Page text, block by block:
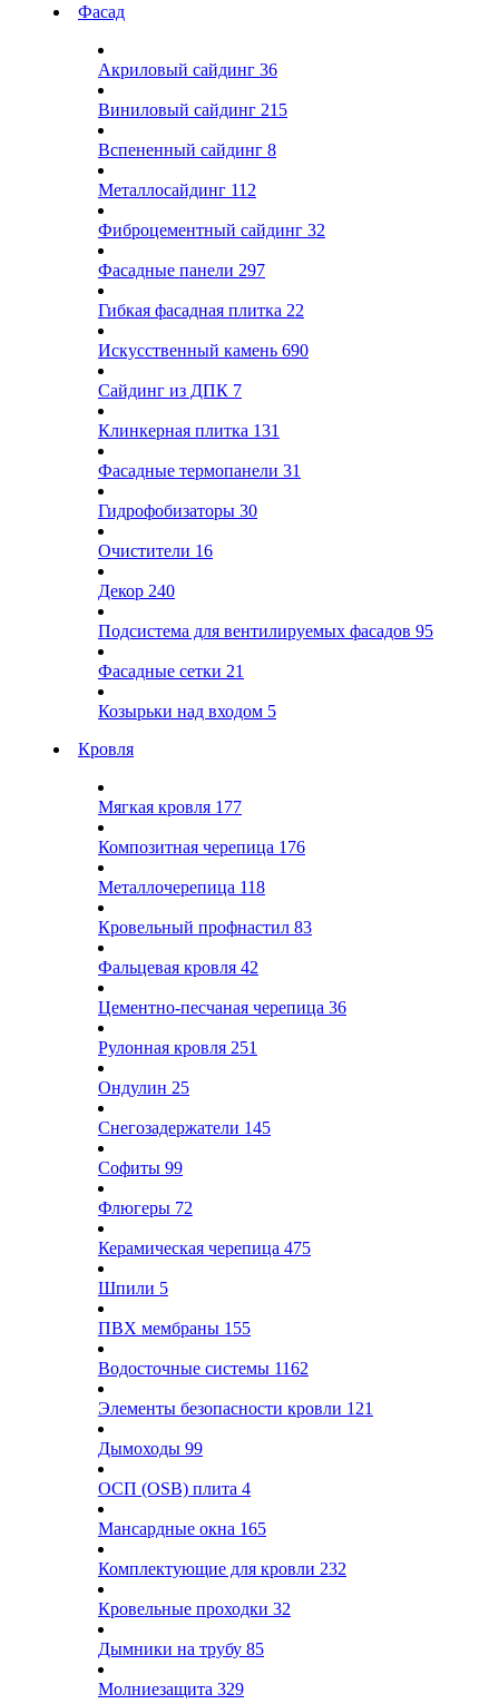
Фасад
Акриловый сайдинг 36
Виниловый сайдинг 215
Вспененный сайдинг 8
Металлосайдинг 112
Фиброцементный сайдинг 32
Фасадные панели 297
Гибкая фасадная плитка 22
Искусственный камень 690
Сайдинг из ДПК 7
Клинкерная плитка 131
Фасадные термопанели 31
Гидрофобизаторы 30
Очистители 16
Декор 240
Подсистема для вентилируемых фасадов 95
Фасадные сетки 21
Козырьки над входом 5
Кровля
Мягкая кровля 177
Композитная черепица 176
Металлочерепица 118
Кровельный профнастил 83
Фальцевая кровля 42
Цементно-песчаная черепица 36
Рулонная кровля 251
Ондулин 25
Снегозадержатели 145
Софиты 99
Флюгеры 72
Керамическая черепица 475
Шпили 5
ПВХ мембраны 155
Водосточные системы 1162
Элементы безопасности кровли 121
Дымоходы 99
ОСП (OSB) плита 4
Мансардные окна 165
Комплектующие для кровли 232
Кровельные проходки 32
Дымники на трубу 85
Молниезащита 329